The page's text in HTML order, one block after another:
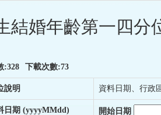
結婚年齡第一四分
:328 下載次數:73
說明 資料日期、行政
日期 (yyyyMMdd) 開始日期